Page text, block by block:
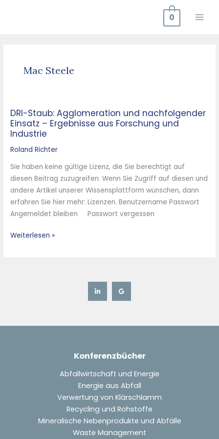
0
Mac Steele
DRI-Staub: Agglomeration und nachfolgender
Einsatz – Ergebnisse aus Forschung und
Industrie
Roland Richter
Sie haben keine gültige Lizenz, die Sie berechtigt auf
diesen Beitrag zuzugreifen. Wenn Sie Zugriff auf diesen und
andere Artikel unserer Wissensplattform wünschen, dann
erfahren Sie hier mehr: Lizenzen. Benutzername Passwort
Angemeldet bleiben Passwort vergessen
DRI-
Staub:
Agglomeration
und
Einsatz
–
Ergebnisse
aus
Forschung
und
Weiterlesen »
Konferenzbücher
Abfallwirtschaft und Energie
Energie aus Abfall
Verwertung von Klärschlamm
Recycling und Rohstoffe
Mineralische Nebenprodukte und Abfälle
Waste Management